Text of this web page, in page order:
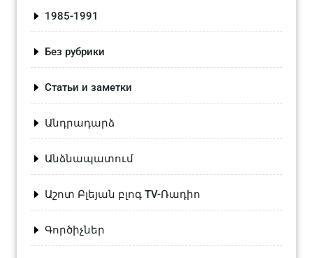
1985-1991
Без рубрики
Статьи и заметки
Անդրադարձ
Անձնապատում
Աշոտ Բլեյան բլոգ TV-Ռադիո
Գործիչներ